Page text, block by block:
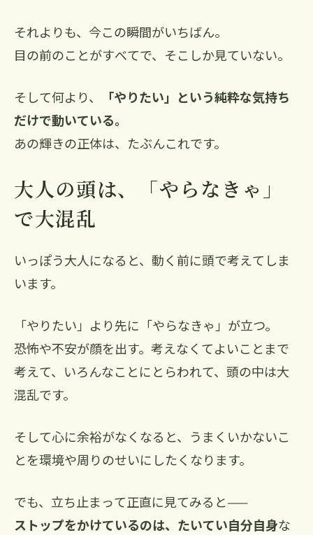
それよりも、今この瞬間がいちばん。
目の前のことがすべてで、そこしか見ていない。
そして何より、
「やりたい」という純粋な気持ち
だけで動いている。
あの輝きの正体は、たぶんこれです。
大人の頭は、「やらなきゃ」
で大混乱
いっぽう大人になると、動く前に頭で考えてしま
います。
「やりたい」より先に「やらなきゃ」が立つ。
恐怖や不安が顔を出す。考えなくてよいことまで
考えて、いろんなことにとらわれて、頭の中は大
混乱です。
そして心に余裕がなくなると、うまくいかないこ
とを環境や周りのせいにしたくなります。
でも、立ち止まって正直に見てみると——
ストップをかけているのは、たいてい自分自身な